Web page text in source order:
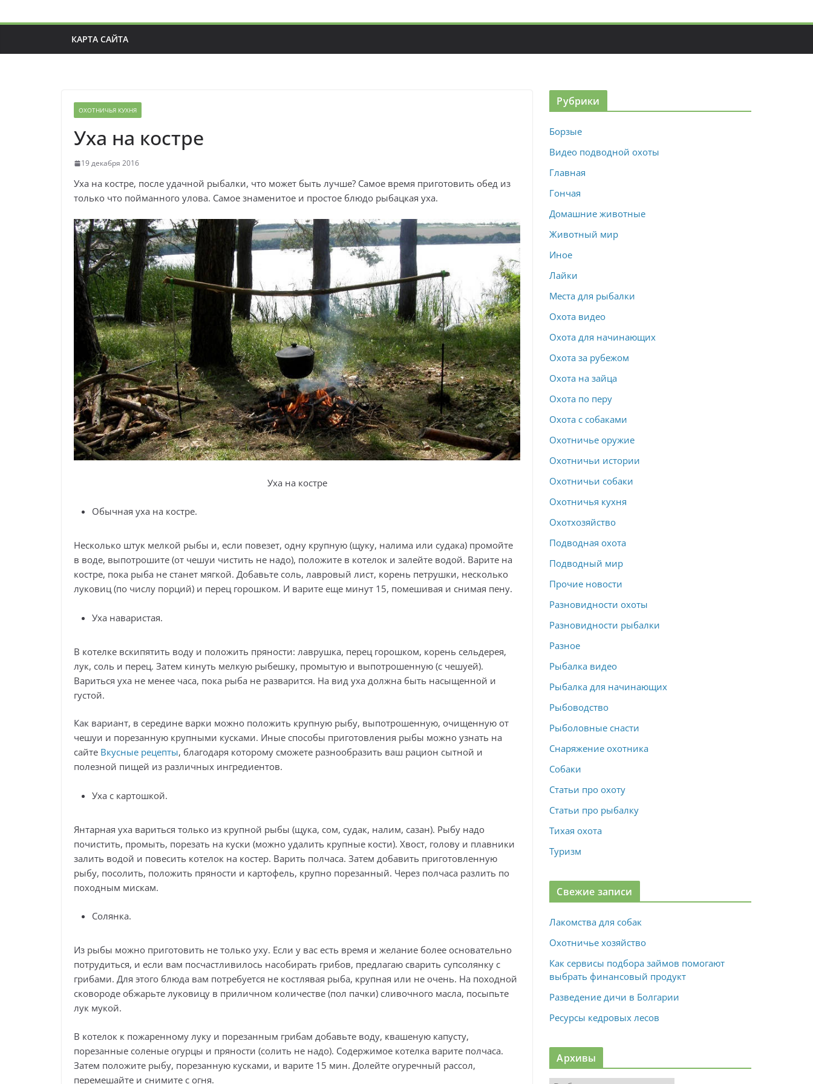
КАРТА САЙТА
ОХОТНИЧЬЯ КУХНЯ
Уха на костре
19 декабря 2016
Уха на костре, после удачной рыбалки, что может быть лучше? Самое время приготовить обед из
только что пойманного улова. Самое знаменитое и простое блюдо рыбацкая уха.
Уха на костре
Обычная уха на костре.
Несколько штук мелкой рыбы и, если повезет, одну крупную (щуку, налима или судака) промойте
в воде, выпотрошите (от чешуи чистить не надо), положите в котелок и залейте водой. Варите на
костре, пока рыба не станет мягкой. Добавьте соль, лавровый лист, корень петрушки, несколько
луковиц (по числу порций) и перец горошком. И варите еще минут 15, помешивая и снимая пену.
Уха наваристая.
В котелке вскипятить воду и положить пряности: лаврушка, перец горошком, корень сельдерея,
лук, соль и перец. Затем кинуть мелкую рыбешку, промытую и выпотрошенную (с чешуей).
Вариться уха не менее часа, пока рыба не разварится. На вид уха должна быть насыщенной и
густой.
Как вариант, в середине варки можно положить крупную рыбу, выпотрошенную, очищенную от
чешуи и порезанную крупными кусками. Иные способы приготовления рыбы можно узнать на
сайте Вкусные рецепты, благодаря которому сможете разнообразить ваш рацион сытной и
полезной пищей из различных ингредиентов.
Уха с картошкой.
Янтарная уха вариться только из крупной рыбы (щука, сом, судак, налим, сазан). Рыбу надо
почистить, промыть, порезать на куски (можно удалить крупные кости). Хвост, голову и плавники
залить водой и повесить котелок на костер. Варить полчаса. Затем добавить приготовленную
рыбу, посолить, положить пряности и картофель, крупно порезанный. Через полчаса разлить по
походным мискам.
Солянка.
Из рыбы можно приготовить не только уху. Если у вас есть время и желание более основательно
потрудиться, и если вам посчастливилось насобирать грибов, предлагаю сварить супсолянку с
грибами. Для этого блюда вам потребуется не костлявая рыба, крупная или не очень. На походной
сковороде обжарьте луковицу в приличном количестве (пол пачки) сливочного масла, посыпьте
лук мукой.
В котелок к пожаренному луку и порезанным грибам добавьте воду, квашеную капусту,
порезанные соленые огурцы и пряности (солить не надо). Содержимое котелка варите полчаса.
Затем положите рыбу, порезанную кусками, и варите 15 мин. Долейте огуречный рассол,
перемешайте и снимите с огня.
Рубрики
Борзые
Видео подводной охоты
Главная
Гончая
Домашние животные
Животный мир
Иное
Лайки
Места для рыбалки
Охота видео
Охота для начинающих
Охота за рубежом
Охота на зайца
Охота по перу
Охота с собаками
Охотничье оружие
Охотничьи истории
Охотничьи собаки
Охотничья кухня
Охотхозяйство
Подводная охота
Подводный мир
Прочие новости
Разновидности охоты
Разновидности рыбалки
Разное
Рыбалка видео
Рыбалка для начинающих
Рыбоводство
Рыболовные снасти
Снаряжение охотника
Собаки
Статьи про охоту
Статьи про рыбалку
Тихая охота
Туризм
Свежие записи
Лакомства для собак
Охотничье хозяйство
Как сервисы подбора займов помогают
выбрать финансовый продукт
Разведение дичи в Болгарии
Ресурсы кедровых лесов
Архивы